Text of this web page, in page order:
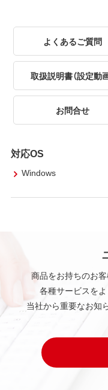
よくあるご質問
取扱説明書（設定動画
お問合せ
対応OS
Windows
商品をお持ちのお
各種サービスを
当社から重要なお知